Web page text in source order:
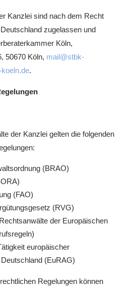
Kanzlei sind nach dem Recht
zugelassen und
Köln,
50670 Köln, mail@stbk-
.
der Kanzlei gelten die folgenden
(BRAO)
(FAO)
(RVG)
der Europäischen
europäischer
(EuRAG)
Regelungen können